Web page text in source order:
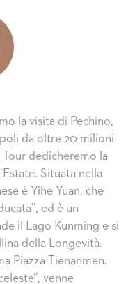
la visita di Pechino,
da oltre 20 milioni
dedicheremo la
Situata nella
è Yihe Yuan, che
ed è un
il Lago Kunming e si
della Longevità.
Piazza Tienanmen.
venne